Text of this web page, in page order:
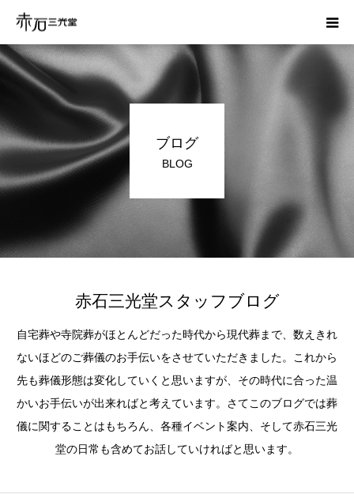
ブログ
BLOG
赤石三光堂スタッフブログ
自宅葬や寺院葬がほとんどだった時代から現代葬まで、数えきれ
ないほどのご葬儀のお手伝いをさせていただきました。これから
先も葬儀形態は変化していくと思いますが、その時代に合った温
かいお手伝いが出来ればと考えています。さてこのブログでは葬
儀に関することはもちろん、各種イベント案内、そして赤石三光
堂の日常も含めてお話していければと思います。
ホーム
はじめての方へ
お葬式の費用
かんたん見積り
運営会社
資料請求